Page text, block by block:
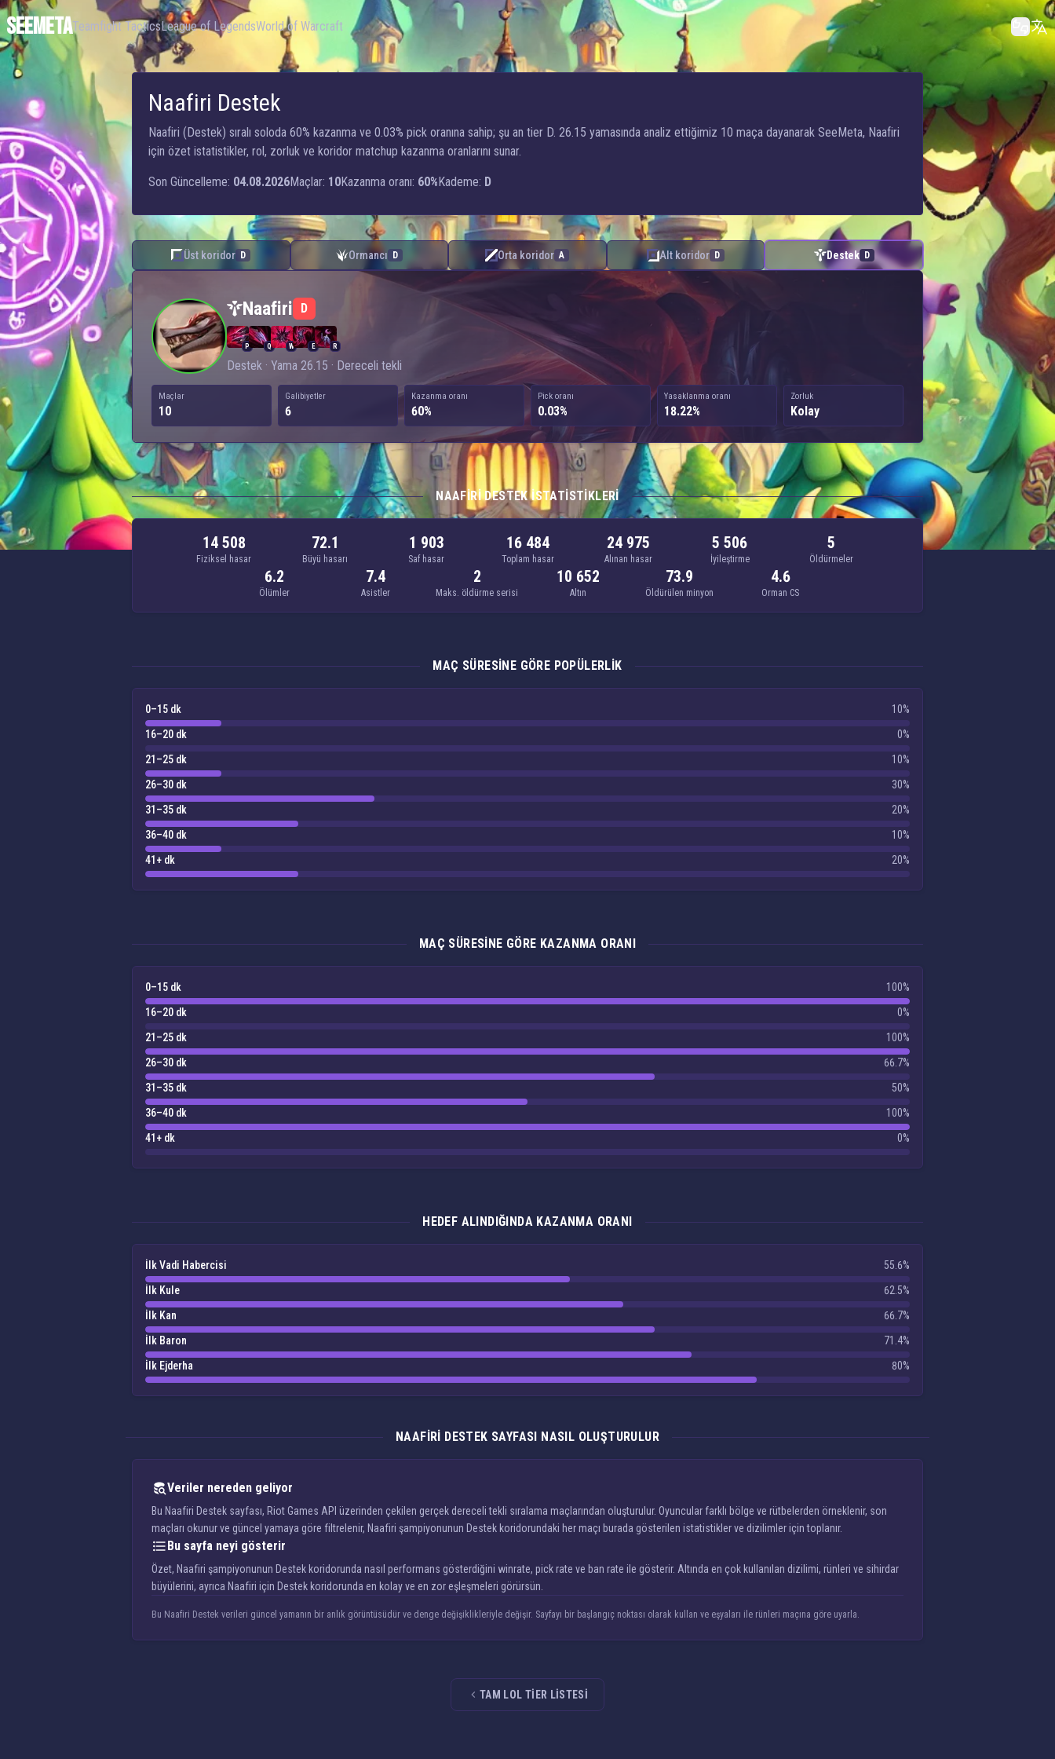
SEEMETATeamfight TacticsLeague of LegendsWorld of Warcraft
Naafiri Destek
Naafiri (Destek) sıralı soloda 60% kazanma ve 0.03% pick oranına sahip; şu an tier D. 26.15 yamasında analiz ettiğimiz 10 maça dayanarak SeeMeta, Naafiri
için özet istatistikler, rol, zorluk ve koridor matchup kazanma oranlarını sunar.
Son Güncelleme: 04.08.2026Maçlar: 10Kazanma oranı: 60%Kademe: D
Üst koridor D Ormancı D Orta koridor A Alt koridor D Destek D
Naafiri — Destek
Naafiri D
P Q W E R
Destek · Yama 26.15 · Dereceli tekli
Maçlar
10
Galibiyetler
6
Kazanma oranı
60%
Pick oranı
0.03%
Yasaklanma oranı
18.22%
Zorluk
Kolay
NAAFIRI DESTEK ISTATISTIKLERI
14 508
Fiziksel hasar
72.1
Büyü hasarı
1 903
Saf hasar
16 484
Toplam hasar
24 975
Alınan hasar
5 506
İyileştirme
5
Öldürmeler
6.2
Ölümler
7.4
Asistler
2
Maks. öldürme serisi
10 652
Altın
73.9
Öldürülen minyon
4.6
Orman CS
MAÇ SÜRESINE GÖRE POPÜLERLIK
0–15 dk
10%
16–20 dk
0%
21–25 dk
10%
26–30 dk
30%
31–35 dk
20%
36–40 dk
10%
41+ dk
20%
MAÇ SÜRESINE GÖRE KAZANMA ORANI
0–15 dk
100%
16–20 dk
0%
21–25 dk
100%
26–30 dk
66.7%
31–35 dk
50%
36–40 dk
100%
41+ dk
0%
HEDEF ALINDIĞINDA KAZANMA ORANI
İlk Vadi Habercisi
55.6%
İlk Kule
62.5%
İlk Kan
66.7%
İlk Baron
71.4%
İlk Ejderha
80%
NAAFIRI DESTEK SAYFASI NASIL OLUŞTURULUR
Veriler nereden geliyor
Bu Naafiri Destek sayfası, Riot Games API üzerinden çekilen gerçek dereceli tekli sıralama maçlarından oluşturulur. Oyuncular farklı bölge ve rütbelerden örneklenir, son
maçları okunur ve güncel yamaya göre filtrelenir, Naafiri şampiyonunun Destek koridorundaki her maçı burada gösterilen istatistikler ve dizilimler için toplanır.
Bu sayfa neyi gösterir
Özet, Naafiri şampiyonunun Destek koridorunda nasıl performans gösterdiğini winrate, pick rate ve ban rate ile gösterir. Altında en çok kullanılan dizilimi, rünleri ve sihirdar
büyülerini, ayrıca Naafiri için Destek koridorunda en kolay ve en zor eşleşmeleri görürsün.
Bu Naafiri Destek verileri güncel yamanın bir anlık görüntüsüdür ve denge değişiklikleriyle değişir. Sayfayı bir başlangıç noktası olarak kullan ve eşyaları ile rünleri maçına göre uyarla.
TAM LOL TIER LISTESI